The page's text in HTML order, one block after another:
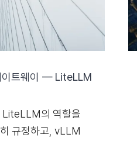
이트웨이 — LiteLLM
LiteLLM의 역할을
규정하고, vLLM